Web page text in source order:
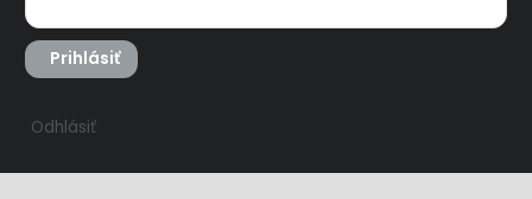
Prihlásiť
Odhlásiť